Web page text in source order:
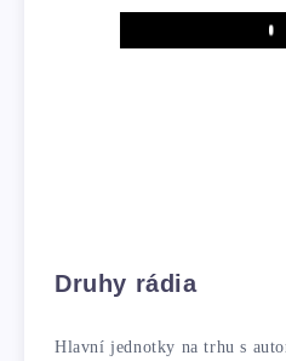
Druhy rádia
Hlavní jednotky na trhu s